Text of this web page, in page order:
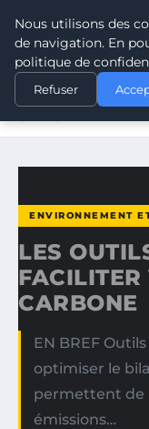
CLIMATE
ACCUEIL
LES OUTILS
ENVIRONNEMENT
LES
CARBONE
EN BREF
optimiser le
permettent de
émissions…
Nous utilisons des
de navigation. En
politique de
Refuser